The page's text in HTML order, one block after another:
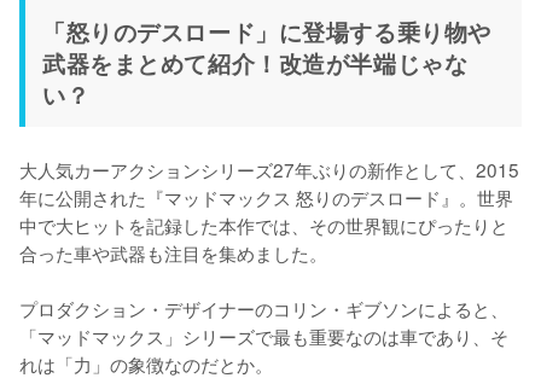
「怒りのデスロード」に登場する乗り物や
武器をまとめて紹介！改造が半端じゃな
い？
大人気カーアクションシリーズ27年ぶりの新作として、2015
年に公開された『マッドマックス 怒りのデスロード』。世界
中で大ヒットを記録した本作では、その世界観にぴったりと
合った車や武器も注目を集めました。
プロダクション・デザイナーのコリン・ギブソンによると、
「マッドマックス」シリーズで最も重要なのは車であり、そ
れは「力」の象徴なのだとか。